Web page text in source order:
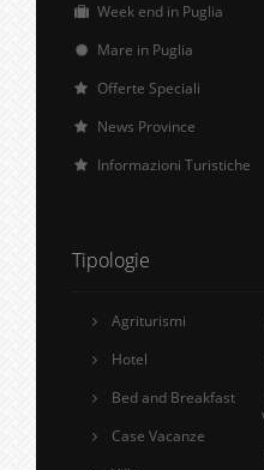
Week end in Puglia
Mare in Puglia
Offerte Speciali
News Province
Informazioni Turistiche
Tipologie
Agriturismi
Hotel
Bed and Breakfast
Case Vacanze